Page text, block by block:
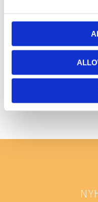
Bli den första att lämna